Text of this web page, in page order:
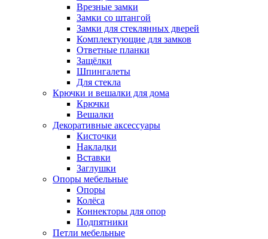
Врезные замки
Замки со штангой
Замки для стеклянных дверей
Комплектующие для замков
Ответные планки
Защёлки
Шпингалеты
Для стекла
Крючки и вешалки для дома
Крючки
Вешалки
Декоративные аксессуары
Кисточки
Накладки
Вставки
Заглушки
Опоры мебельные
Опоры
Колёса
Коннекторы для опор
Подпятники
Петли мебельные